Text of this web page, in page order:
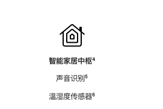
智能家居中枢脚
⁴
声音识别脚
⁵
温湿度传感器脚
⁶